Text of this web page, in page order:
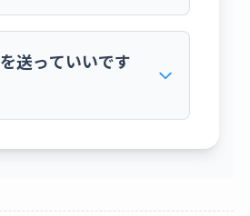
セージは、すべて私が大切に
きます。内容によっては、個
い形で、ブログ記事のテーマ
せていただいたり、お答え
、ご了承ください。
送っていいです